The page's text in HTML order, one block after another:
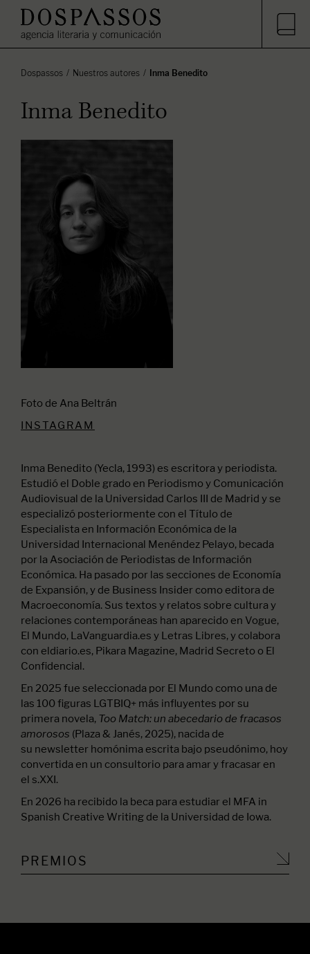
Inma Benedito
Nuestros autores
Dospassos
Inma Benedito
Foto de Ana Beltrán
INSTAGRAM
Inma Benedito (Yecla, 1993) es escritora y periodista.
Estudió el Doble grado en Periodismo y Comunicación
Audiovisual de la Universidad Carlos III de Madrid y se
especializó posteriormente con el Título de
Especialista en Información Económica de la
Universidad Internacional Menéndez Pelayo, becada
por la Asociación de Periodistas de Información
Económica. Ha pasado por las secciones de Economía
de Expansión, y de Business Insider como editora de
Macroeconomía. Sus textos y relatos sobre cultura y
relaciones contemporáneas han aparecido en Vogue,
El Mundo, LaVanguardia.es y Letras Libres, y colabora
con eldiario.es, Pikara Magazine, Madrid Secreto o El
Confidencial.
En 2025 fue seleccionada por El Mundo como una de
las 100 figuras LGTBIQ+ más influyentes por su
primera novela, Too Match: un abecedario de fracasos
amorosos (Plaza & Janés, 2025), nacida de
su newsletter homónima escrita bajo pseudónimo, hoy
convertida en un consultorio para amar y fracasar en
el s.XXI.
En 2026 ha recibido la beca para estudiar el MFA in
Spanish Creative Writing de la Universidad de Iowa.
PREMIOS